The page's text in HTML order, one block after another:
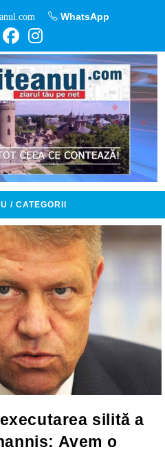
WhatsApp
/ CATEGORII
silită a
Avem o